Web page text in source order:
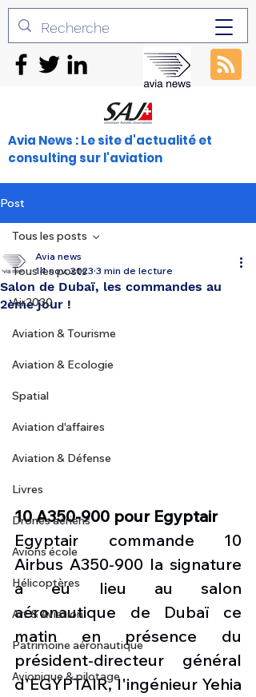
Avia News : Le site d'actualité et
consulting sur l'aviation
Post
Tous les posts
Air2030
Aviation & Tourisme
Aviation & Ecologie
Spatial
Aviation d'affaires
Aviation & Défense
Livres
Drones aériens
Avions école
Hélicoptères
Art & Aviation
Patrimoine aéronautique
Avionique & pilotage
Tous les posts
Salon de Dubaï, les commandes au
2ème jour !
Avia news
14 nov. 2023 3 min de lecture
10 A350-900 pour Egyptair
Egyptair commande 10
Airbus A350-900 la signature
a eu lieu au salon
aéronautique de Dubaï ce
matin en présence du
président-directeur général
d'EGYPTAIR, l'ingénieur Yehia